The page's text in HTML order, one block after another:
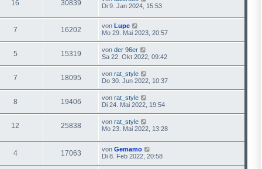
16 30839
Di 9. Jan 2024, 15:53
7 16202 von Lupe
Mo 29. Mai 2023, 20:57
5 15319 von der 96er
Sa 22. Okt 2022, 09:42
7 18095 von rat_style
Do 30. Jun 2022, 10:37
8 19406 von rat_style
Di 24. Mai 2022, 19:54
12 25838 von rat_style
Mo 23. Mai 2022, 13:28
4 17063 von Gemamo
Di 8. Feb 2022, 20:58